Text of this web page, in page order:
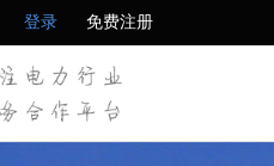
登录 免费注册